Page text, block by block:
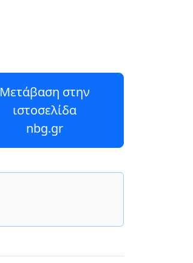
Μετάβαση στην
ιστοσελίδα
nbg.gr